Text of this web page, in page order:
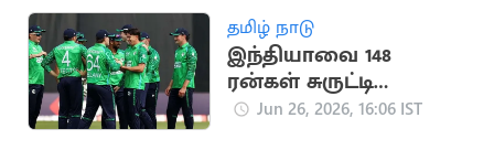
இணைகிறார்கள்
தமிழ் நாடு
இந்தியாவை 148
ரன்கள் சுருட்டி
வெற்றிபெற்ற
Jun 26, 2026, 16:06 IST